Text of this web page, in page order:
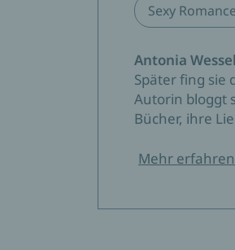
Sexy Romance
Antonia
Später fing sie
Autorin bloggt
Bücher, ihre
Mehr erfahren